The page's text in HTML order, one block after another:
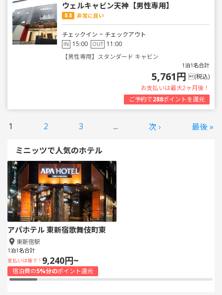
ウェルキャビン天神【男性専用】
8.8 非常に良い
チェックイン ~ チェックアウト
IN 15:00 OUT 11:00
【男性専用】スタンダード キャビン
1泊1名合計
5,761円 (税込)
お支払いは最大2ヶ月後！
ご予約で288ポイントを還元
1 2 3 ... 次 › 最後 »
ミニッツで人気のホテル
アパホテル 東新宿歌舞伎町東
東新宿駅
1泊1名合計
支払いは後で！ 9,240円~
宿泊費の5%分のポイント還元